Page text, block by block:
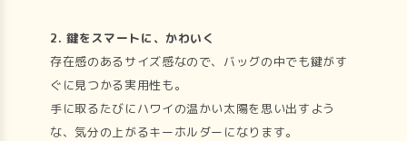
2. 鍵をスマートに、かわいく
存在感のあるサイズ感なので、バッグの中でも鍵がす
ぐに見つかる実用性も。
手に取るたびにハワイの温かい太陽を思い出すよう
な、気分の上がるキーホルダーになります。